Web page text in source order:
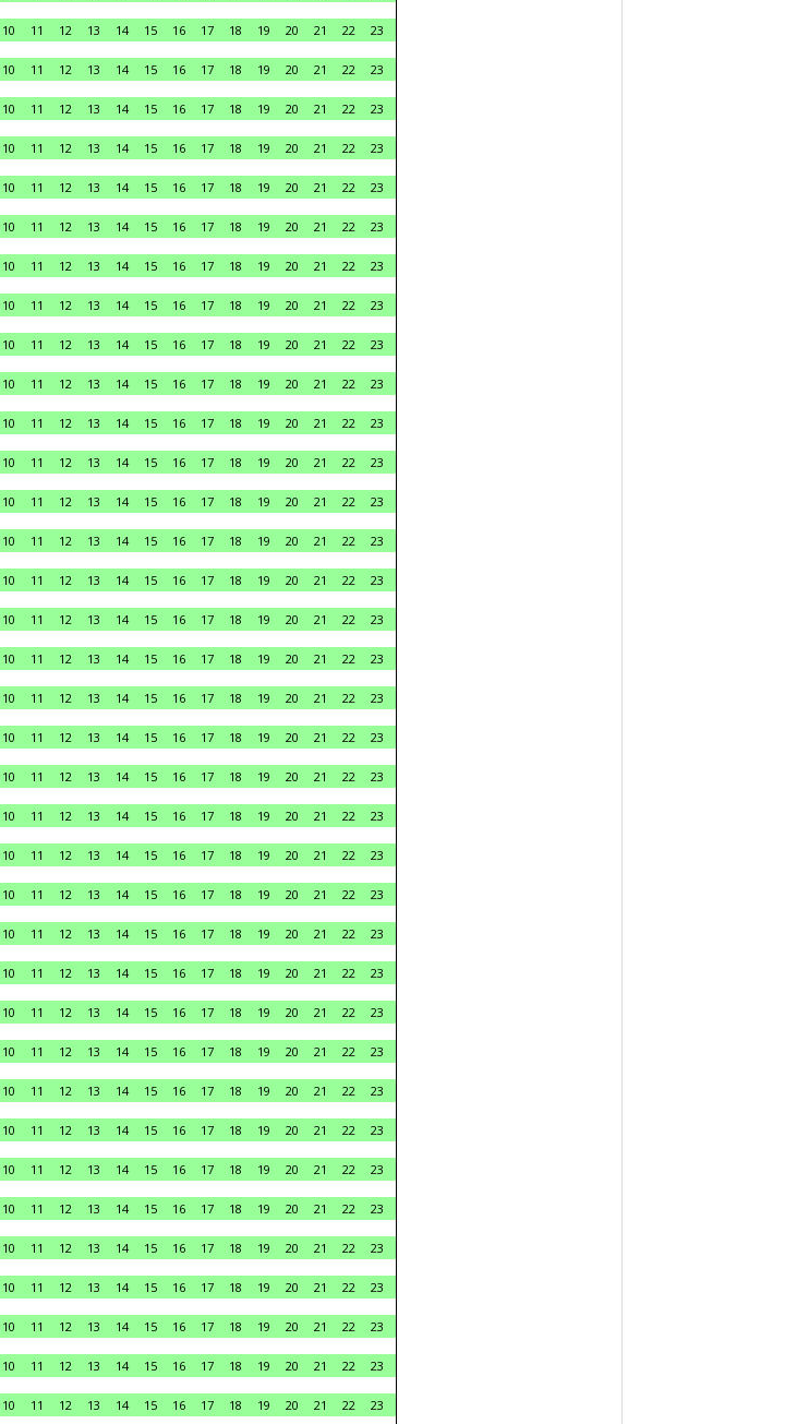
10 11 12 13 14 15 16 17 18 19 20 21 22
23
10 11 12 13 14 15 16 17 18 19 20 21 22
23
10 11 12 13 14 15 16 17 18 19 20 21 22
23
10 11 12 13 14 15 16 17 18 19 20 21 22
23
10 11 12 13 14 15 16 17 18 19 20 21 22
23
10 11 12 13 14 15 16 17 18 19 20 21 22
23
10 11 12 13 14 15 16 17 18 19 20 21 22
23
10 11 12 13 14 15 16 17 18 19 20 21 22
23
10 11 12 13 14 15 16 17 18 19 20 21 22
23
10 11 12 13 14 15 16 17 18 19 20 21 22
23
10 11 12 13 14 15 16 17 18 19 20 21 22
23
10 11 12 13 14 15 16 17 18 19 20 21 22
23
10 11 12 13 14 15 16 17 18 19 20 21 22
23
10 11 12 13 14 15 16 17 18 19 20 21 22
23
10 11 12 13 14 15 16 17 18 19 20 21 22
23
10 11 12 13 14 15 16 17 18 19 20 21 22
23
10 11 12 13 14 15 16 17 18 19 20 21 22
23
10 11 12 13 14 15 16 17 18 19 20 21 22
23
10 11 12 13 14 15 16 17 18 19 20 21 22
23
10 11 12 13 14 15 16 17 18 19 20 21 22
23
10 11 12 13 14 15 16 17 18 19 20 21 22
23
10 11 12 13 14 15 16 17 18 19 20 21 22
23
10 11 12 13 14 15 16 17 18 19 20 21 22
23
10 11 12 13 14 15 16 17 18 19 20 21 22
23
10 11 12 13 14 15 16 17 18 19 20 21 22
23
10 11 12 13 14 15 16 17 18 19 20 21 22
23
10 11 12 13 14 15 16 17 18 19 20 21 22
23
10 11 12 13 14 15 16 17 18 19 20 21 22
23
10 11 12 13 14 15 16 17 18 19 20 21 22
23
10 11 12 13 14 15 16 17 18 19 20 21 22
23
10 11 12 13 14 15 16 17 18 19 20 21 22
23
10 11 12 13 14 15 16 17 18 19 20 21 22
23
10 11 12 13 14 15 16 17 18 19 20 21 22
23
10 11 12 13 14 15 16 17 18 19 20 21 22
23
10 11 12 13 14 15 16 17 18 19 20 21 22
23
10 11 12 13 14 15 16 17 18 19 20 21 22
23